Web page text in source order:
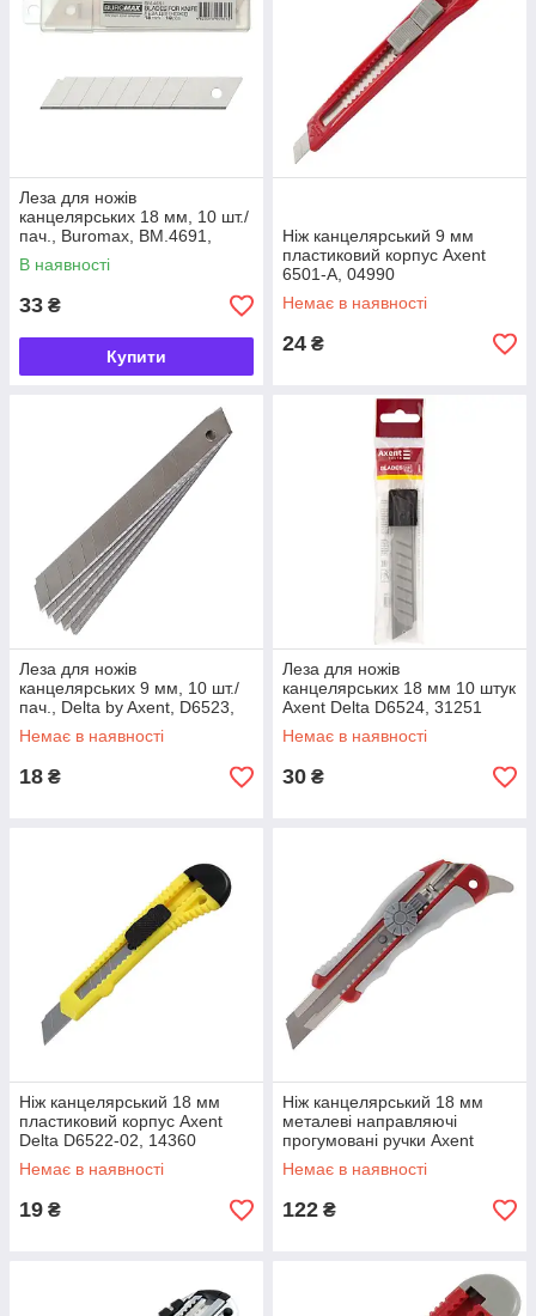
Леза для ножів
канцелярських 18 мм, 10 шт./
пач., Buromax, BM.4691,
007157
В наявності
33 ₴
Купити
Ніж канцелярський 9 мм
пластиковий корпус Axent
6501-A, 04990
Немає в наявності
24 ₴
Леза для ножів
канцелярських 9 мм, 10 шт./
пач., Delta by Axent, D6523,
31250
Немає в наявності
18 ₴
Леза для ножів
канцелярських 18 мм 10 штук
Axent Delta D6524, 31251
Немає в наявності
30 ₴
Ніж канцелярський 18 мм
пластиковий корпус Axent
Delta D6522-02, 14360
Немає в наявності
19 ₴
Ніж канцелярський 18 мм
металеві направляючі
прогумовані ручки Axent
6705-A, 36376
Немає в наявності
122 ₴